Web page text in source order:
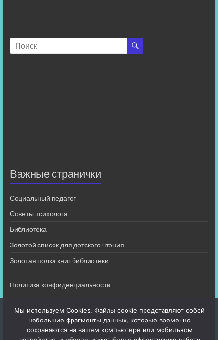
Важные странички
Социальный педагог
Советы психолога
Библиотека
Золотой список для детского чтения
Золотая полка книг библиотеки
Политика конфиденциальности
Мы используем Cookies. Файлы cookie представляют собой
небольшие фрагменты данных, которые временно
сохраняются на вашем компьютере или мобильном